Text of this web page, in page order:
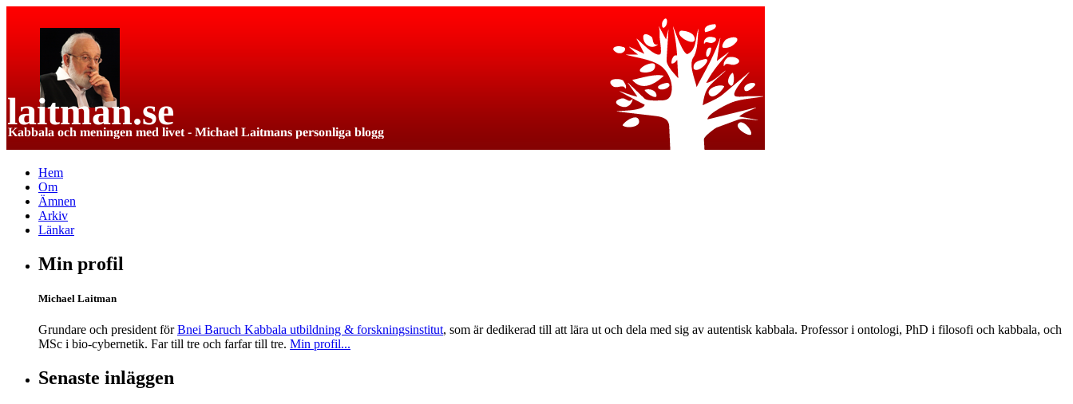
Hem
Om
Ämnen
Arkiv
Länkar
Min profil
Michael Laitman
Grundare och president förBnei Baruch Kabbala utbildning & forskningsinstitut, som är dedikerad till att lära ut och dela med sig av autentisk kabbala. Professor i ontologi, PhD i filosofi och kabbala, och
MSc i bio-cybernetik. Far till tre och farfar till tre. Min profil...
Senaste inläggen